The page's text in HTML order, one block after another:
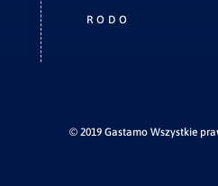
RODO
© 2019 Gastamo Wszystkie